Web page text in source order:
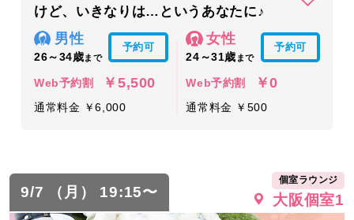
けど、いきなりは…というあなたに♪
男性
26～34歳まで
予約可
Web予約割 ￥5,500
通常料金 ￥6,000
女性
24～31歳 まで
予約可
Web予約割 ￥0
通常料金 ￥500
9/7 （月） 19:15〜
個室ラウンジ
大阪個室1